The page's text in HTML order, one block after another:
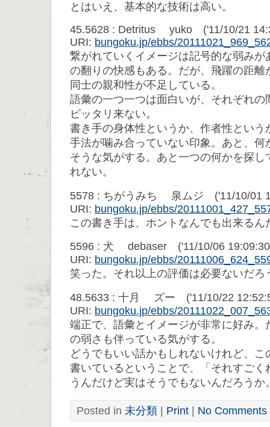
とはいえ、基本的な技術は高い。
45.5628 : Detritus yuko ('11/10/21
URI: bungoku.jp/ebbs/
繋がれていくイメージは記号的な弱みが
の翻りの快感もある。だが、飛躍の距離
同士の親和性が不足している。
語彙の一つ一つは面白いが、それぞれの
ピッタリ来ない。
書き手の身体性というか、作者性という
手法が噛み合っていない印象。あと、何
そうな気がする。あと一つの何かを探し
れない。
5578 : ちがうみち 泉ムジ ('11/10/01
URI: bungoku.jp/ebbs/
この書き手は、ホントなんでも出来る
5596 : 犬 debaser ('11/10/06
URI: bungoku.jp/ebbs/
笑った。それ以上の評価は必要ないだろ
48.5633 : 十月 ズー ('11/10/22
URI: bungoku.jp/ebbs/
端正で、語彙とイメージが非常に好み。
の弱さも伴っている気がする。
どうでもいい話かもしれないけれど、
書いているということで、「それすごく
うんだけど実はそうでもないんだろうか
Posted in 未分類 Print No Comments